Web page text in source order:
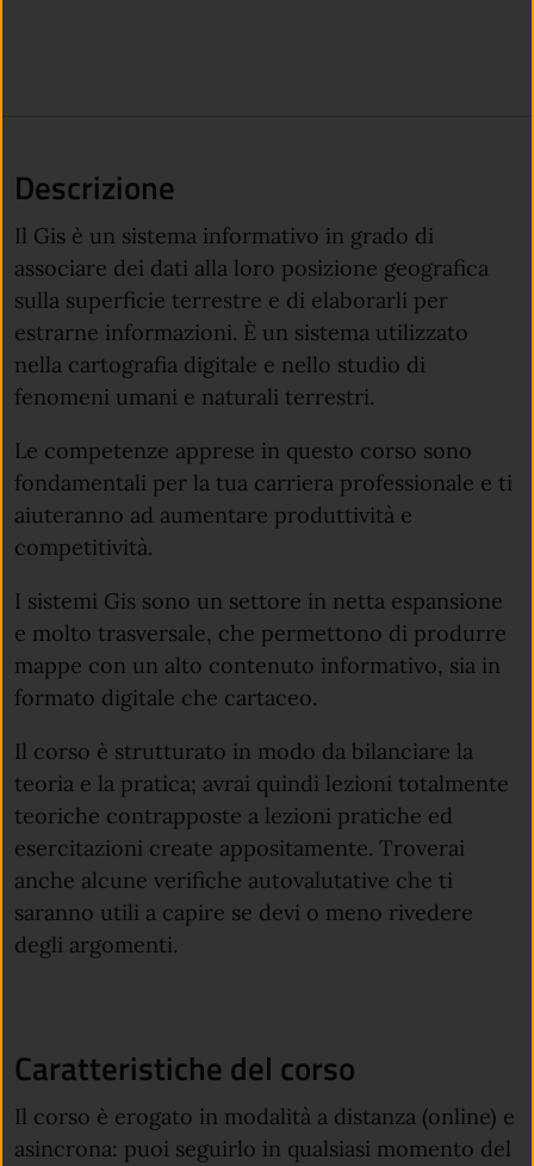
Descrizione
Il Gis è un sistema informativo in grado di
associare dei dati alla loro posizione geografica
sulla superficie terrestre e di elaborarli per
estrarne informazioni. È un sistema utilizzato
nella cartografia digitale e nello studio di
fenomeni umani e naturali terrestri.
Le competenze apprese in questo corso sono
fondamentali per la tua carriera professionale e ti
aiuteranno ad aumentare produttività e
competitività.
I sistemi Gis sono un settore in netta espansione
e molto trasversale, che permettono di produrre
mappe con un alto contenuto informativo, sia in
formato digitale che cartaceo.
Il corso è strutturato in modo da bilanciare la
teoria e la pratica; avrai quindi lezioni totalmente
teoriche contrapposte a lezioni pratiche ed
esercitazioni create appositamente. Troverai
anche alcune verifiche autovalutative che ti
saranno utili a capire se devi o meno rivedere
degli argomenti.
Caratteristiche del corso
Il corso è erogato in modalità a distanza (online) e
asincrona: puoi seguirlo in qualsiasi momento del